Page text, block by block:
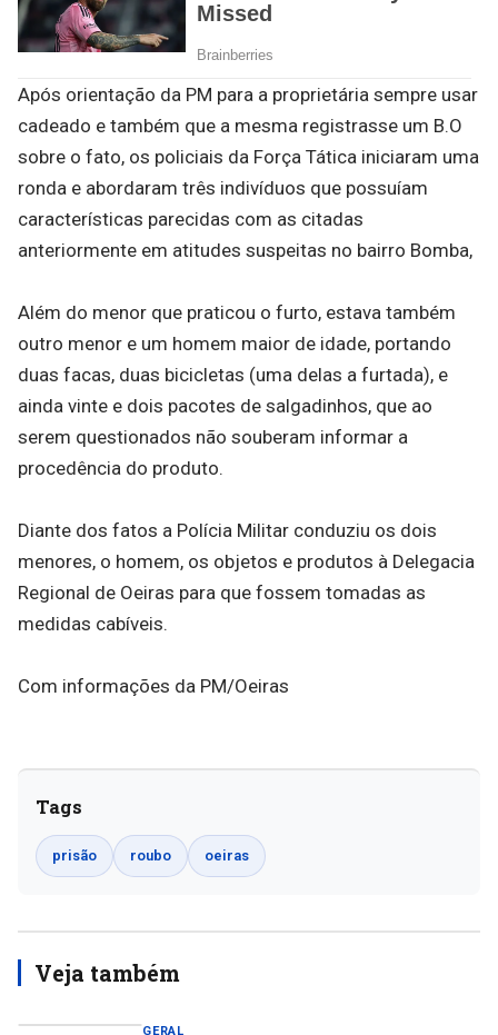
Após orientação da PM para a proprietária sempre usar
cadeado e também que a mesma registrasse um B.O
sobre o fato, os policiais da Força Tática iniciaram uma
ronda e abordaram três indivíduos que possuíam
características parecidas com as citadas
anteriormente em atitudes suspeitas no bairro Bomba,
Além do menor que praticou o furto, estava também
outro menor e um homem maior de idade, portando
duas facas, duas bicicletas (uma delas a furtada), e
ainda vinte e dois pacotes de salgadinhos, que ao
serem questionados não souberam informar a
procedência do produto.
Diante dos fatos a Polícia Militar conduziu os dois
menores, o homem, os objetos e produtos à Delegacia
Regional de Oeiras para que fossem tomadas as
medidas cabíveis.
Com informações da PM/Oeiras
Tags
prisão roubo oeiras
Veja também
GERAL